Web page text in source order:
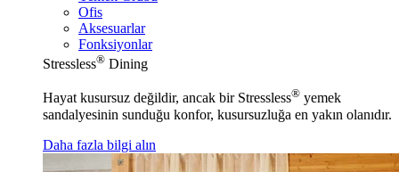
Ofis
Aksesuarlar
Fonksiyonlar
Stressless® Dining
Hayat kusursuz değildir, ancak bir Stressless® yemek
sandalyesinin sunduğu konfor, kusursuzluğa en yakın olanıdır.
Daha fazla bilgi alın